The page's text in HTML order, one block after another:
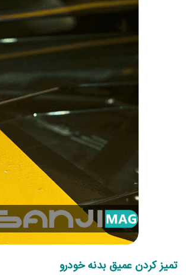
تمیز کردن عمیق بدنه خودرو